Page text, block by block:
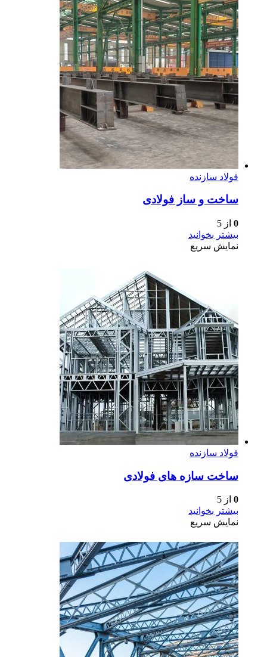
فولاد سازنده
ساخت و ساز فولادی
0 از 5
بیشتر بخوانید
نمایش سریع
فولاد سازنده
ساخت سازه های فولادی
0 از 5
بیشتر بخوانید
نمایش سریع